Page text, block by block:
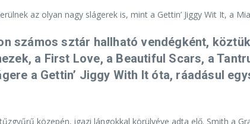
az olyan nagy slágerek is, mint a Gettin’ Jiggy Wit It, a
számos sztár hallható vendégként,
a First Love, a Beautiful Scars, a
a Gettin’ Jiggy With It óta, ráadásul
közepén, igazi lángokkal körülvéve adta elő. Smith a